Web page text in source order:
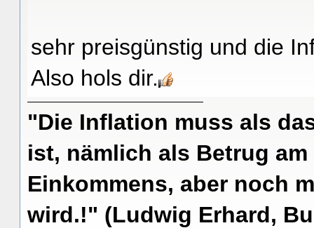
sehr preisgünstig und die
Also hols dir.
"Die Inflation muss als
ist, nämlich als Betrug
Einkommens, aber noch
wird.!" (Ludwig Erhard,